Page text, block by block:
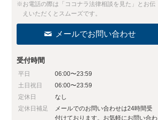
※お電話の際は「ココナラ法律相談を見た」とお伝
えいただくとスムーズです。
メールでお問い合わせ
受付時間
平日
06:00〜23:59
土日祝日
06:00〜23:59
定休日
なし
定休日補足
メールでのお問い合わせは24時間受
付けております。お気軽にお問い合わ